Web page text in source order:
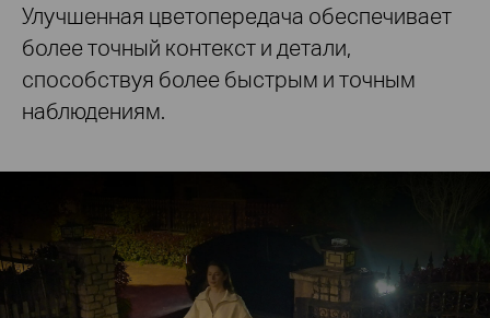
Улучшенная цветопередача обеспечивает
более точный контекст и детали,
способствуя более быстрым и точным
наблюдениям.